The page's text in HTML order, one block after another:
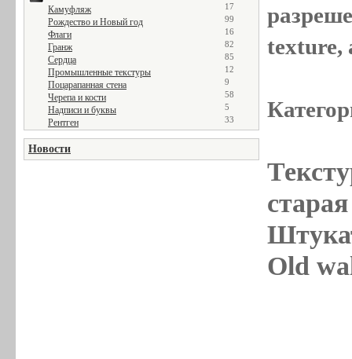
Камуфляж 17
Рождество и Новый год 99
Флаги 16
Гранж 82
Сердца 85
Промышленные текстуры 12
Поцарапанная стена 9
Черепа и кости 58
Надписи и буквы 5
Рентген 33
Новости
texture,
Old